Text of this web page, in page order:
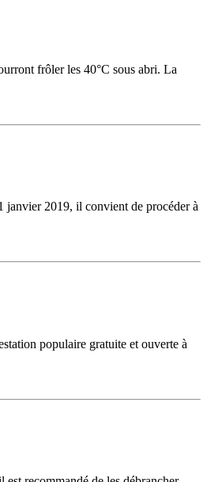
frôler les 40°C sous abri. La
janvier 2019, il convient de procéder à
populaire gratuite et ouverte à